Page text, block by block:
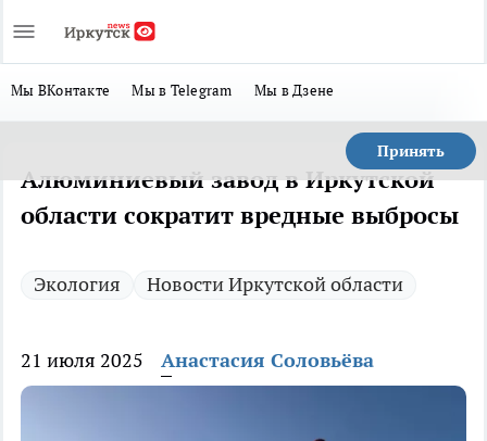
Мы ВКонтакте Мы в Telegram Мы в Дзене
Принять
Алюминиевый завод в Иркутской
области сократит вредные выбросы
Экология Новости Иркутской области
21 июля 2025 Анастасия Соловьёва